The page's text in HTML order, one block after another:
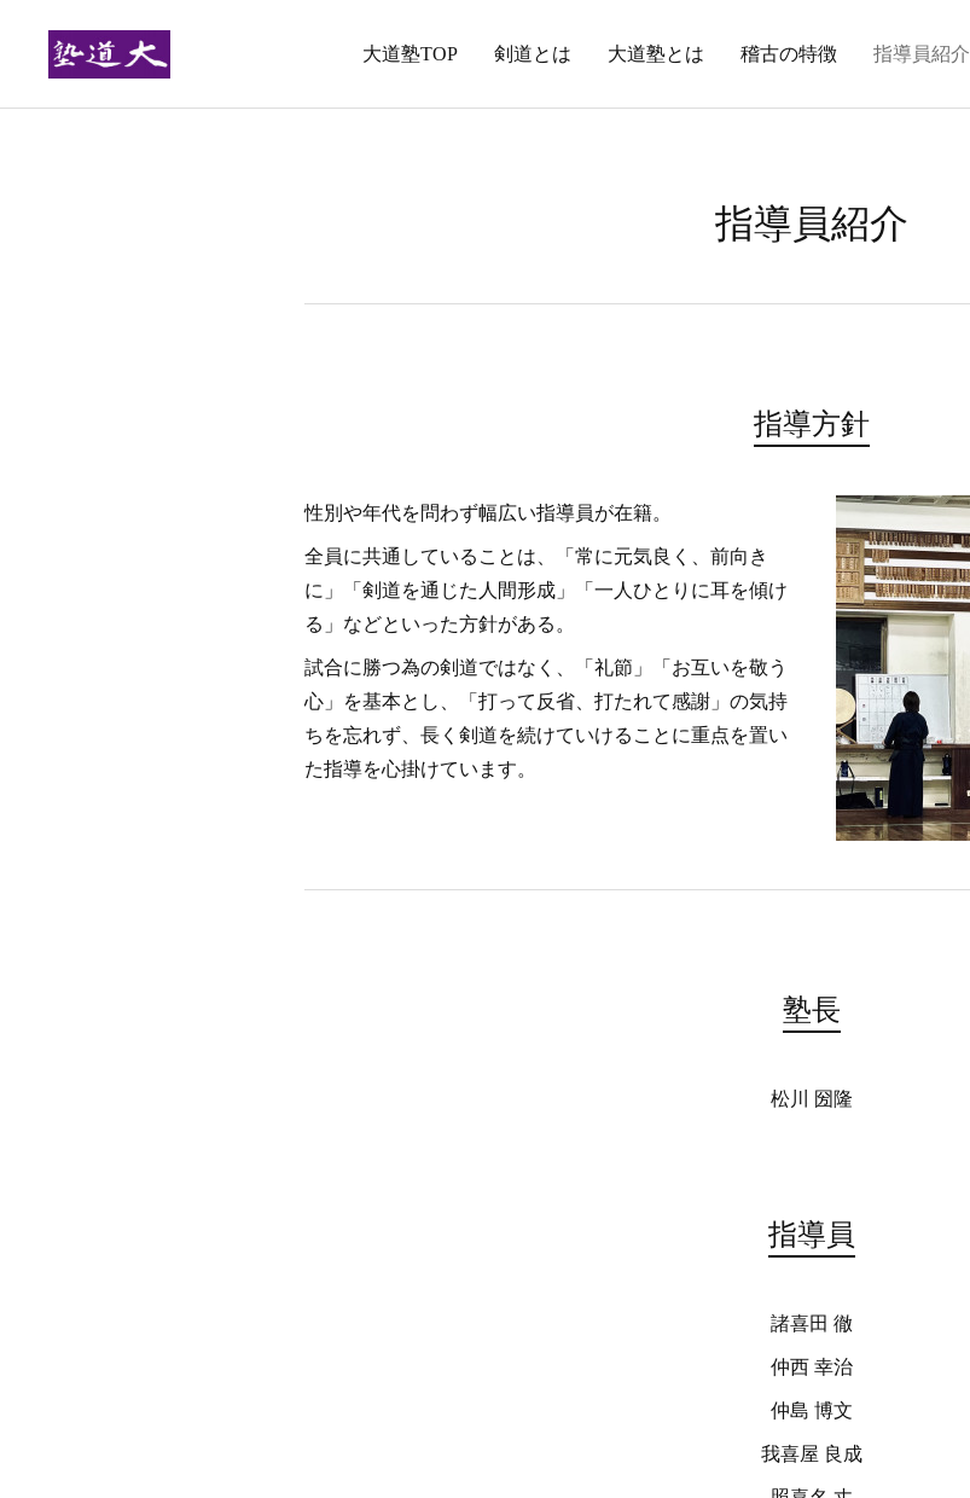
大道塾TOP 剣道とは 大道塾とは 稽古の特徴 指導員紹介
指導員紹介
指導方針
性別や年代を問わず幅広い指導員が在籍。
全員に共通していることは、「常に元気良く、前向き
に」「剣道を通じた人間形成」「一人ひとりに耳を傾け
る」などといった方針がある。
試合に勝つ為の剣道ではなく、「礼節」「お互いを敬う
心」を基本とし、「打って反省、打たれて感謝」の気持
ちを忘れず、長く剣道を続けていけることに重点を置い
た指導を心掛けています。
塾長
松川 圀隆
指導員
諸喜田 徹
仲西 幸治
仲島 博文
我喜屋 良成